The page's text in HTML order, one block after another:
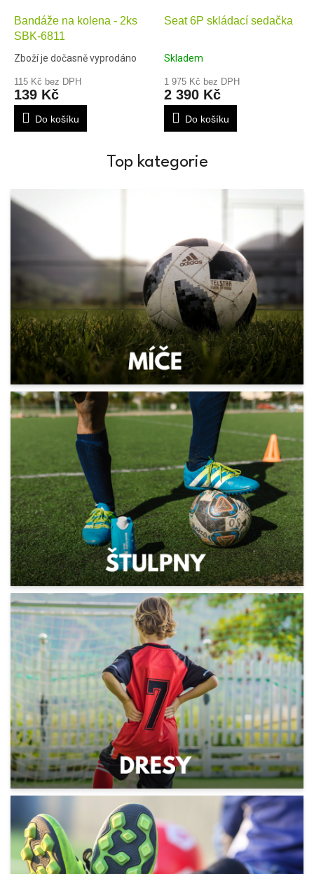
Bandáže na kolena - 2ks
SBK-6811
Zboží je dočasně vyprodáno
115 Kč bez DPH
139 Kč
Do košíku
Seat 6P skládací sedačka
Skladem
1 975 Kč bez DPH
2 390 Kč
Do košíku
Top kategorie